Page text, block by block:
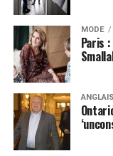
MODE
Paris
ANGLAIS